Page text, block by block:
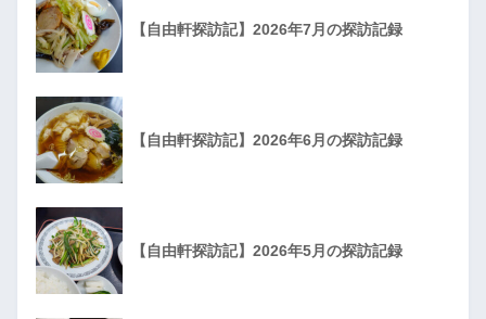
【自由軒探訪記】2026年7月の探訪記録
【自由軒探訪記】2026年6月の探訪記録
【自由軒探訪記】2026年5月の探訪記録